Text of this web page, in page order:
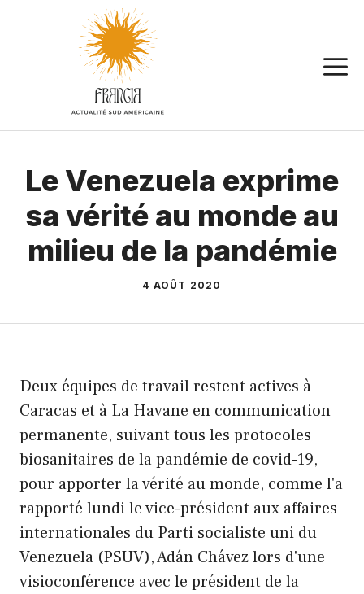
Le Venezuela exprime
sa vérité au monde au
milieu de la pandémie
4 AOÛT 2020
Deux équipes de travail restent actives à
Caracas et à La Havane en communication
permanente, suivant tous les protocoles
biosanitaires de la pandémie de covid-19,
pour apporter la vérité au monde, comme l'a
rapporté lundi le vice-président aux affaires
internationales du Parti socialiste uni du
Venezuela (PSUV), Adán Chávez lors d'une
visioconférence avec le président de la